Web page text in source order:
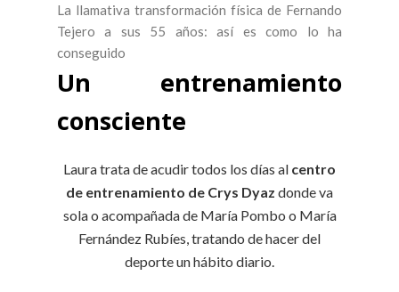
La llamativa transformación física de Fernando
Tejero a sus 55 años: así es como lo ha
conseguido
Un entrenamiento
consciente
Laura trata de acudir todos los días al centro
de entrenamiento de Crys Dyaz donde va
sola o acompañada de María Pombo o María
Fernández Rubíes, tratando de hacer del
deporte un hábito diario.